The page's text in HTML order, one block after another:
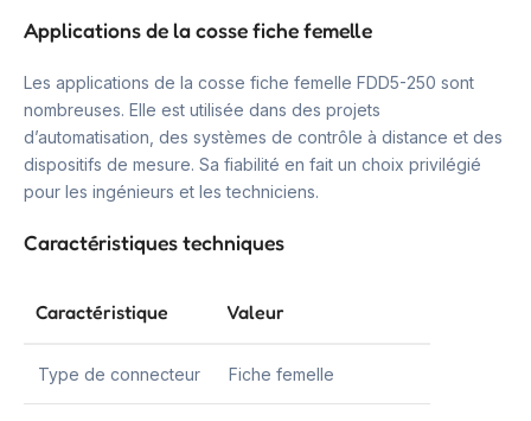
Applications de la cosse fiche femelle
Les applications de la cosse fiche femelle FDD5-250 sont
nombreuses. Elle est utilisée dans des projets
d’automatisation, des systèmes de contrôle à distance et des
dispositifs de mesure. Sa fiabilité en fait un choix privilégié
pour les ingénieurs et les techniciens.
Caractéristiques techniques
Caractéristique Valeur
Type de connecteur Fiche femelle